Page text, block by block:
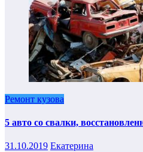
Ремонт кузова
5 авто со свалки,
31.10.2019 Екатерина